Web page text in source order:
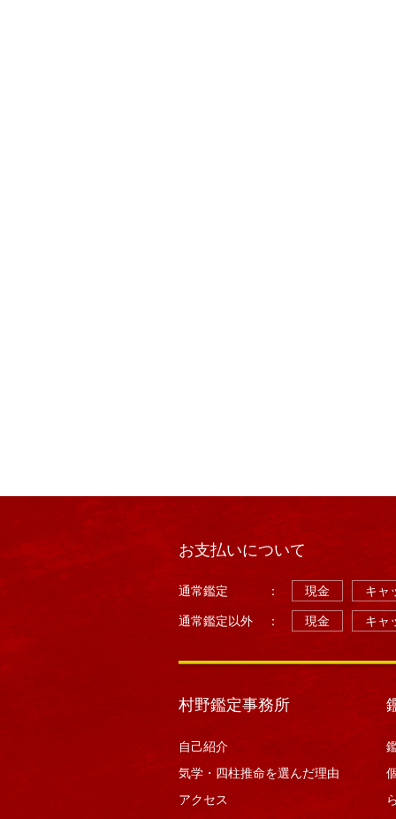
お支払いについて
通常鑑定 ： 現金 キャ
通常鑑定以外 ： 現金 キャ
村野鑑定事務所
自己紹介
気学・四柱推命を選んだ理由
アクセス